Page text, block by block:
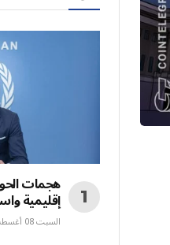
هجمات
إقليمية
السبت 08 أغسطس 7:49 ص